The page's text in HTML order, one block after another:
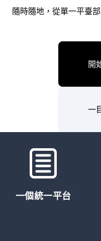
隨時隨地，從單一平臺
開
一
一個統一平台